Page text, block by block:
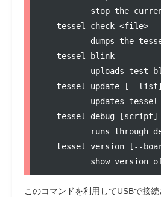
stop the
   tessel check <file>
dumps the
   tessel blink
uploads test
   tessel update [--list]
updates
   tessel debug [script]
runs through
tessel version [--
このコマンドを利用してUSBで接